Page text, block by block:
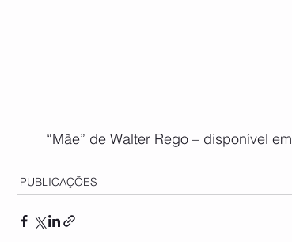
“Mãe” de Walter Rego – disponível em
PUBLICAÇÕES